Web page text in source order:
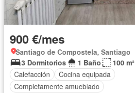
900 €/mes
Santiago de Compostela, Santiago
3 Dormitorios
1 Baño
100 m²
Calefacción
Cocina equipada
Completamente amueblado